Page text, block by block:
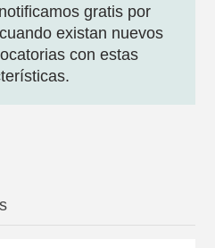
gratis por
existan nuevos
con estas